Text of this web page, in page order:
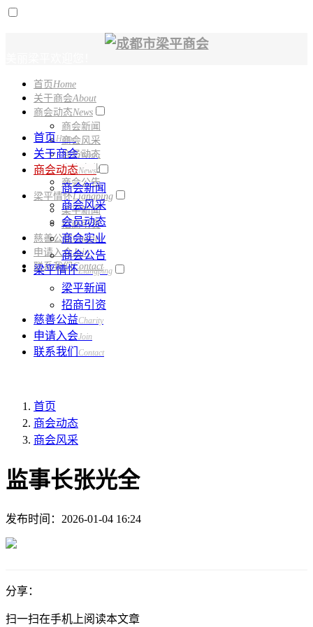
首页Home
关于商会About
商会动态News
商会新闻
商会风采
会员动态
商会实业
商会公告
梁平情怀Liangping
梁平新闻
招商引资
慈善公益Charity
申请入会Join
联系我们Contact
首页Home
关于商会About
商会动态News
商会新闻
商会风采
会员动态
商会实业
商会公告
梁平情怀Liangping
梁平新闻
招商引资
慈善公益Charity
申请入会Join
联系我们 Contact
首页
商会动态
商会风采
监事长张光全
发布时间： 2026-01-04 16:24
分享：
扫一扫在手机上阅读本文章